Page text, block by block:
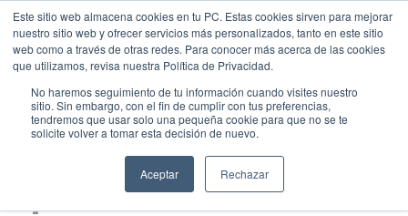
Este sitio web almacena cookies en tu PC. Estas cookies sirven para mejorar
nuestro sitio web y ofrecer servicios más personalizados, tanto en este sitio
web como a través de otras redes. Para conocer más acerca de las cookies
que utilizamos, revisa nuestra Política de Privacidad.
No haremos seguimiento de tu información cuando visites nuestro
sitio. Sin embargo, con el fin de cumplir con tus preferencias,
tendremos que usar solo una pequeña cookie para que no se te
solicite volver a tomar esta decisión de nuevo.
Aceptar Rechazar
Reto post
pandemia Covaresa